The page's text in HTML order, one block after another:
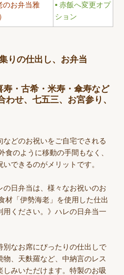
のお弁当雅
赤飯へ変更オプ
ション
りの仕出し、お弁当
・古希・米寿・傘寿など
せ、七五三、お宮参り、
どのお祝いをご自宅でされる
食のように移動の手間もなく、
できるのがメリットです。
日弁当は、様々なお祝いのお
材「伊勢海老」を使用した仕出
ください。 》ハレの日弁当一
別なお席にぴったりの仕出しで
、天麩羅など、中納言のレス
しみいただけます。特製のお吸